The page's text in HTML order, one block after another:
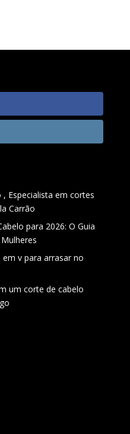
Especialista em cortes
Carrão
para 2026: O Guia
v para arrasar no
um corte de cabelo